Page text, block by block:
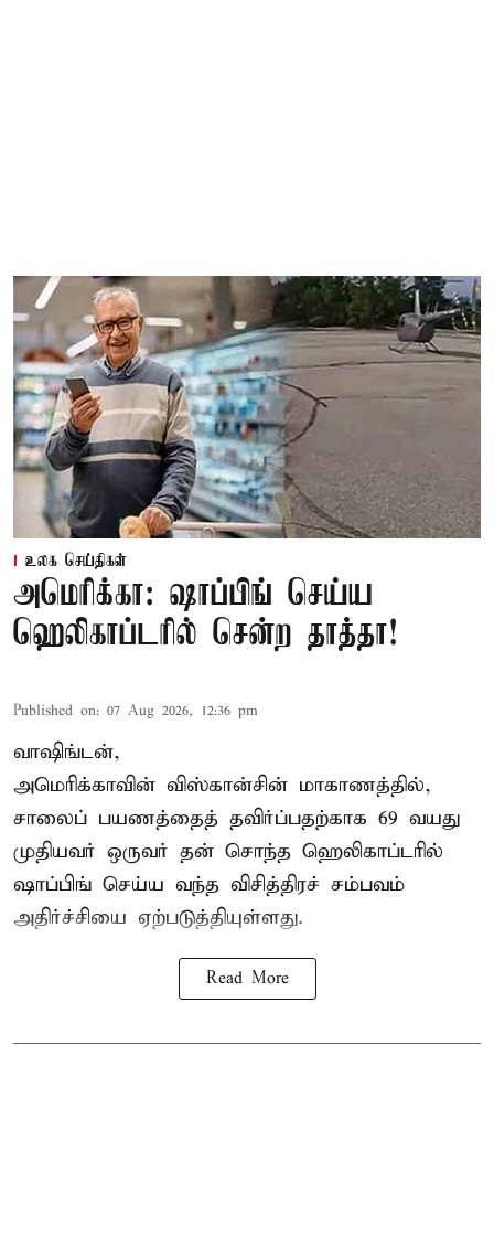
உலக செய்திகள்
அமெரிக்கா: ஷாப்பிங் செய்ய
ஹெலிகாப்டரில் சென்ற தாத்தா!
Published on: 07 Aug 2026, 12:36 pm
வாஷிங்டன்,
அமெரிக்காவின் விஸ்கான்சின் மாகாணத்தில்,
சாலைப் பயணத்தைத் தவிர்ப்பதற்காக 69 வயது
முதியவர் ஒருவர் தன் சொந்த ஹெலிகாப்டரில்
ஷாப்பிங் செய்ய வந்த விசித்திரச் சம்பவம்
அதிர்ச்சியை ஏற்படுத்தியுள்ளது.
Read More